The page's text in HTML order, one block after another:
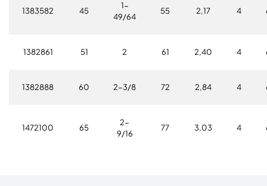
1383582 45
1-
49/64
55 2,17 4
1382861 51 2 61 2,40 4
1382888 60 2-3/8 72 2,84 4
1472100 65
2-
9/16
77 3,03 4